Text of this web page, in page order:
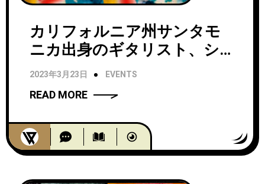
カリフォルニア州サンタモ
ニカ出身のギタリスト、シン
ガー・ソングライターMatt
Kivel初来日公演。共演は
Satomimagae。
2023年3月23日 EVENTS
READ MORE